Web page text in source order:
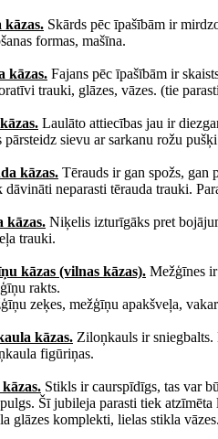
kāzas. Skārds pēc īpašībām ir
formas, mašīna.
kāzas. Fajans pēc īpašībām ir
trauki, glāzes, vāzes. (tie
Laulāto attiecības jau ir
pārsteidz sievu ar sarkanu rožu
kāzas. Tērauds ir gan spožs, gan
dāvināti neparasti tērauda trauki.
kāzas. Niķelis izturīgāks pret
trauki.
kāzas (vilnas kāzas). Mežģīnes
rakts.
zeķes, mežģīņu apakšveļa,
kāzas. Ziloņkauls ir
figūriņas.
Stikls ir caurspīdīgs, tas var
Šī jubileja parasti tiek
glāzes komplekti, lielas stikla vāzes.